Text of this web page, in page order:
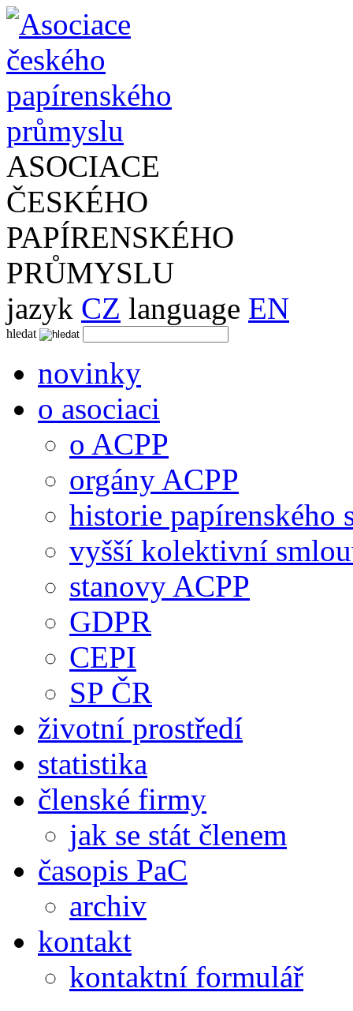
ASOCIACE
ČESKÉHO
PAPÍRENSKÉHO
PRŮMYSLU
jazyk CZ language EN
hledat
novinky
o asociaci
o ACPP
orgány ACPP
historie papírenského
vyšší kolektivní
stanovy ACPP
GDPR
CEPI
SP ČR
životní prostředí
statistika
členské firmy
jak se stát členem
časopis PaC
archiv
kontakt
kontaktní formulář